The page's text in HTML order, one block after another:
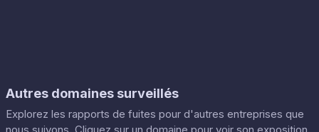
Autres domaines surveillés
Explorez les rapports de fuites pour d'autres entreprises que